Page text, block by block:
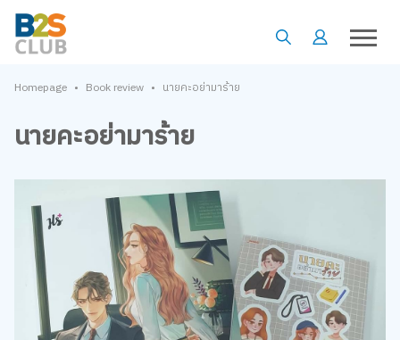
Homepage • Book review • นายคะอย่ามาร้าย
นายคะอย่ามาร้าย